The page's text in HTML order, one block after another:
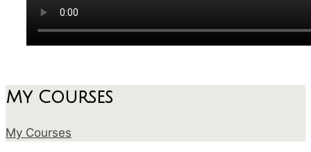
My Courses
My Courses